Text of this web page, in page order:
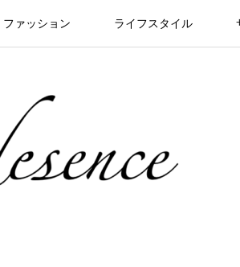
ファッション ライフスタイル